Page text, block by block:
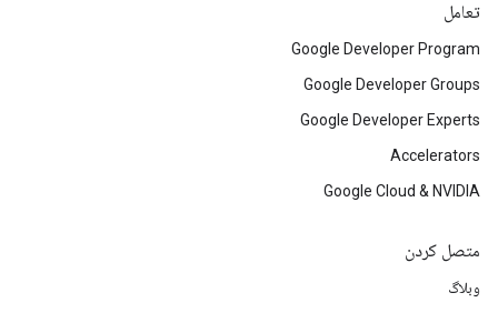
تعامل
Google Developer Program
Google Developer Groups
Google Developer Experts
Accelerators
Google Cloud & NVIDIA
متصل کردن
وبلاگ